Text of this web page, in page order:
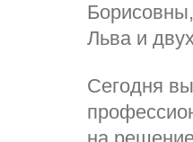
Льва и
Сегодня